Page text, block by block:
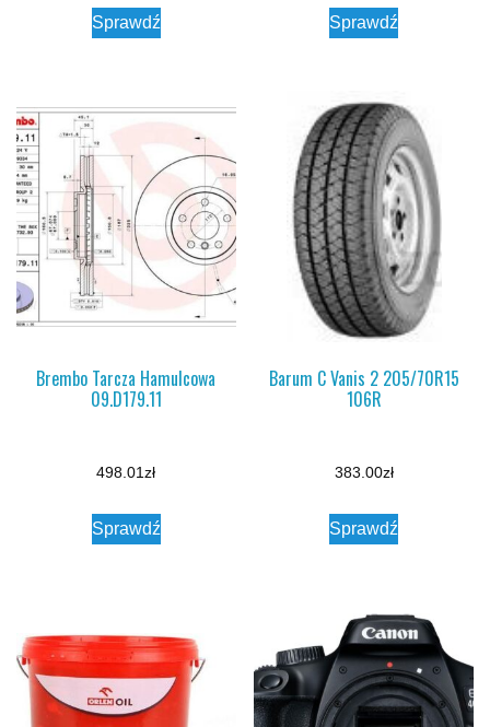
Sprawdź Sprawdź
Brembo Tarcza Hamulcowa
09.D179.11
498.01zł
Sprawdź
Barum C Vanis 2 205/70R15
106R
383.00zł
Sprawdź